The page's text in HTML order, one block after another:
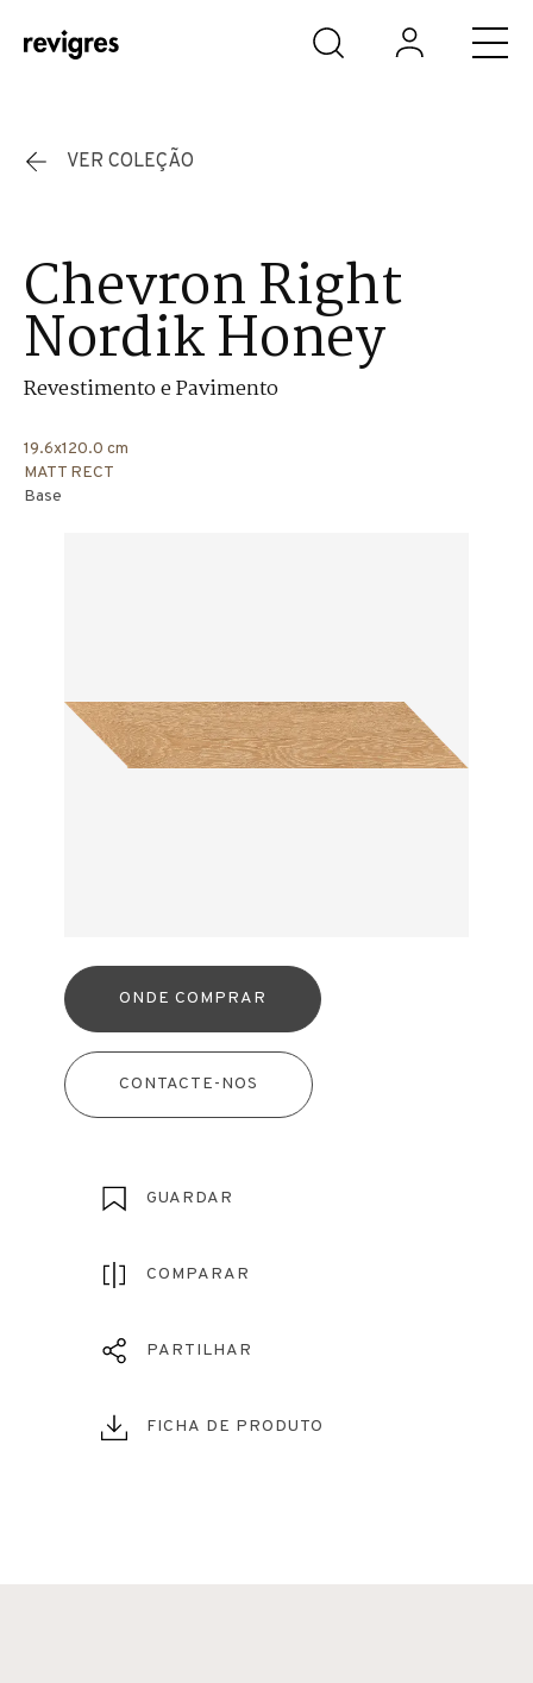
Saltar para o conteúdo principal
VER COLEÇÃO
Chevron Right
Nordik Honey
Revestimento e Pavimento
19.6x120.0 cm
MATT RECT
Base
ONDE COMPRAR
CONTACTE-NOS
GUARDAR
COMPARAR
PARTILHAR
FICHA DE PRODUTO